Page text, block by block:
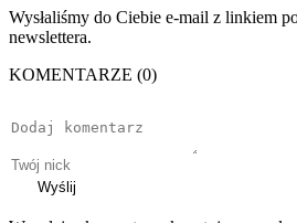
Wysłaliśmy do Ciebie e-mail z linkiem
newslettera.
KOMENTARZE (0)
Wyślij